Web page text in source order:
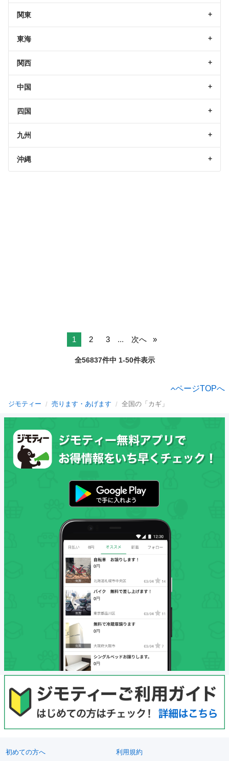
関東
東海
関西
中国
四国
九州
沖縄
1 2 3 ... 次へ
全56837件中 1-50件表示
ページTOPへ
ジモティー 売ります・あげます 全国の「カギ」
初めての方へ 利用規約